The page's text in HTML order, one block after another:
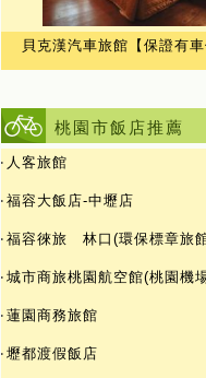
貝克漢汽車旅館【保證有
桃園市飯店推薦
‧ 人客旅館
‧福容大飯店-中壢店
‧福容徠旅 林口(環保標章旅
‧城市商旅桃園航空館(桃園機
‧蓮園商務旅館
‧壢都渡假飯店